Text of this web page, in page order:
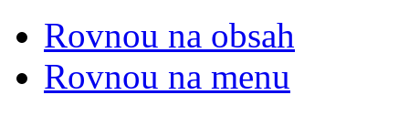
Rovnou na obsah
Rovnou na menu